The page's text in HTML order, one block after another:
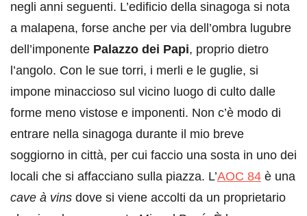
negli anni seguenti. L’edificio della sinagoga si nota
a malapena, forse anche per via dell’ombra lugubre
dell’imponente Palazzo dei Papi, proprio dietro
l’angolo. Con le sue torri, i merli e le guglie, si
impone minaccioso sul vicino luogo di culto dalle
forme meno vistose e imponenti. Non c’è modo di
entrare nella sinagoga durante il mio breve
soggiorno in città, per cui faccio una sosta in uno dei
locali che si affacciano sulla piazza. L’AOC 84 è una
cave à vins dove si viene accolti da un proprietario